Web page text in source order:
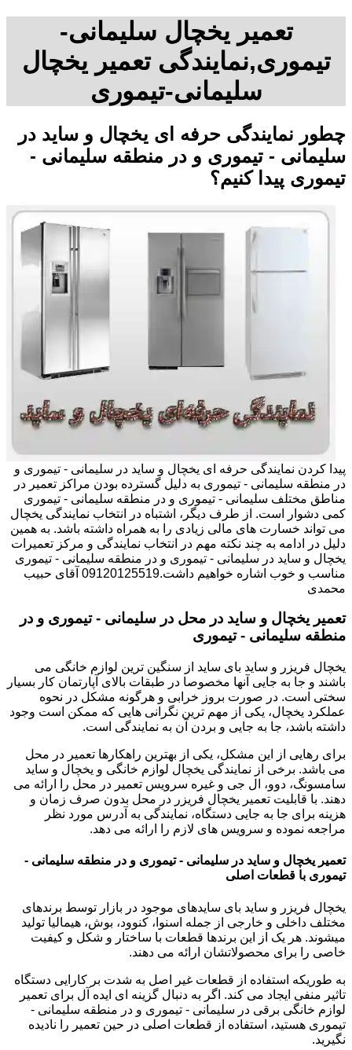
تعمیر یخچال سلیمانی-
تیموری,نمایندگی تعمیر یخچال
سلیمانی-تیموری
چطور نمایندگی حرفه ای یخچال و ساید در
سلیمانی - تیموری و در منطقه سلیمانی -
تیموری پیدا کنیم؟
پیدا کردن نمایندگی حرفه ای یخچال و ساید در سلیمانی - تیموری و
در منطقه سلیمانی - تیموری به دلیل گسترده بودن مراکز تعمیر در
مناطق مختلف سلیمانی - تیموری و در منطقه سلیمانی - تیموری
کمی دشوار است. از طرف دیگر، اشتباه در انتخاب نمایندگی یخچال
می تواند خسارت های مالی زیادی را به همراه داشته باشد. به همین
دلیل در ادامه به چند نکته مهم در انتخاب نمایندگی و مرکز تعمیرات
یخچال و ساید در سلیمانی - تیموری و در منطقه سلیمانی - تیموری
مناسب و خوب اشاره خواهیم داشت.09120125519 آقای حبیب
محمدی
تعمیر یخچال و ساید در محل در سلیمانی - تیموری و در
منطقه سلیمانی - تیموری
یخچال فریزر و ساید بای ساید از سنگین ترین لوازم خانگی می
باشند و جا به جایی آنها مخصوصا در طبقات بالای آپارتمان کار بسیار
سختی است. در صورت بروز خرابی و هرگونه مشکل در نحوه
عملکرد یخچال، یکی از مهم ترین نگرانی هایی که ممکن است وجود
داشته باشد، جا به جایی و بردن آن به نمایندگی است.
برای رهایی از این مشکل، یکی از بهترین راهکارها تعمیر در محل
می باشد. برخی از نمایندگی یخچال لوازم خانگی و یخچال و ساید
سامسونگ، دوو، ال جی و غیره سرویس تعمیر در محل را ارائه می
دهند. با قابلیت تعمیر یخچال فریزر در محل بدون صرف زمان و
هزینه برای جا به جایی دستگاه، نمایندگی به آدرس مورد نظر
مراجعه نموده و سرویس های لازم را ارائه می دهد.
تعمیر یخچال و ساید در سلیمانی - تیموری و در منطقه سلیمانی -
تیموری با قطعات اصلی
یخچال فریزر و ساید بای سایدهای موجود در بازار توسط برندهای
مختلف داخلی و خارجی از جمله اسنوا، کنوود، بوش، هیمالیا تولید
میشوند. هر یک از این برندها قطعات با ساختار و شکل و کیفیت
خاصی را برای محصولاتشان ارائه می دهند.
به طوریکه استفاده از قطعات غیر اصل به شدت بر کارایی دستگاه
تاثیر منفی ایجاد می کند. اگر به دنبال گزینه ای ایده آل برای تعمیر
لوازم خانگی برقی در سلیمانی - تیموری و در منطقه سلیمانی -
تیموری هستید، استفاده از قطعات اصلی در حین تعمیر را نادیده
نگیرید.